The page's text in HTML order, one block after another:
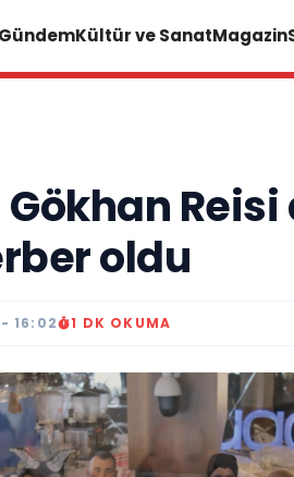
GündemKültür ve SanatMagazin
Gökhan
oldu
16:02 1 DK OKUMA